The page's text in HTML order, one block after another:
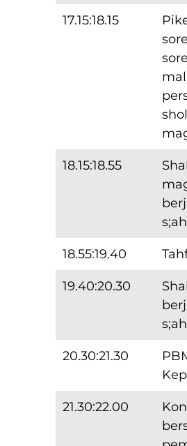
17.15:18.15
18.15:18.55
s;ah
18.55:19.40
19.40:20.30
s;ah
20.30:21.30
21.30:22.00